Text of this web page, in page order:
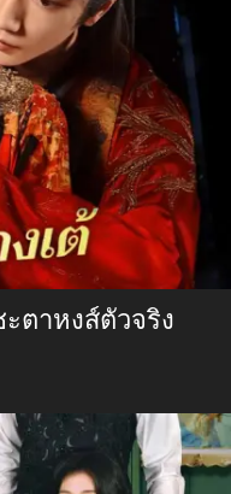
ตาหงส์ตัวจริง